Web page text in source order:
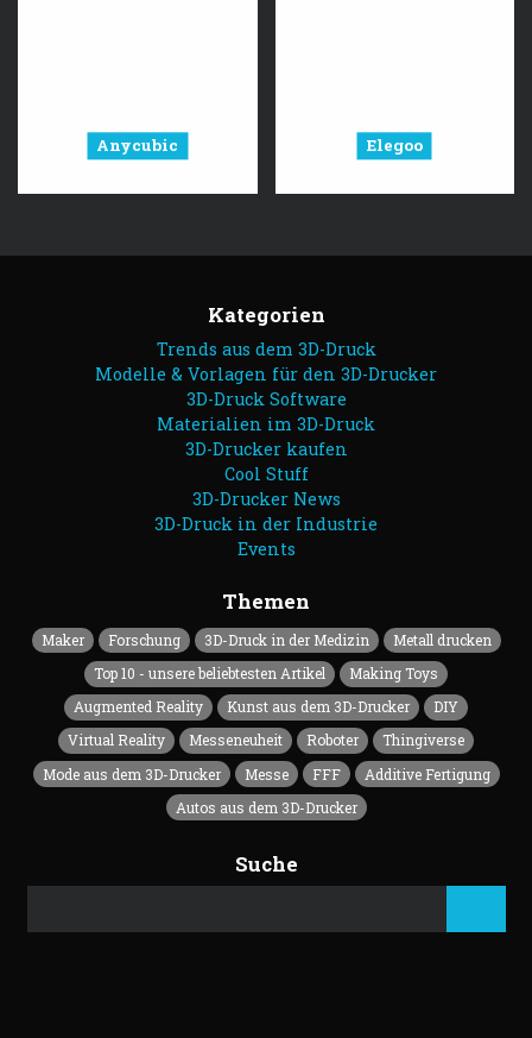
Anycubic Elegoo
Kategorien
Trends aus dem 3D-Druck
Modelle & Vorlagen für den 3D-Drucker
3D-Druck Software
Materialien im 3D-Druck
3D-Drucker kaufen
Cool Stuff
3D-Drucker News
3D-Druck in der Industrie
Events
Themen
Maker Forschung 3D-Druck in der Medizin
Metall drucken
Top 10 - unsere beliebtesten Artikel
Making Toys
Augmented Reality
Kunst aus dem 3D-Drucker
DIY
Virtual Reality
Messeneuheit Roboter
Thingiverse
Mode aus dem 3D-Drucker
Messe FFF
Additive Fertigung
Autos aus dem 3D-Drucker
Suche